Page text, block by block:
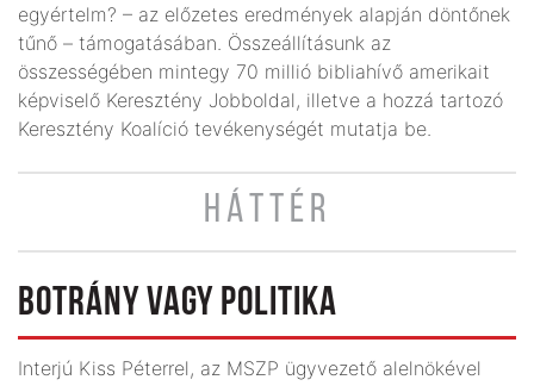
egyértelm? – az előzetes eredmények alapján döntőnek
tűnő – támogatásában. Összeállításunk az
összességében mintegy 70 millió bibliahívő amerikait
képviselő Keresztény Jobboldal, illetve a hozzá tartozó
Keresztény Koalíció tevékenységét mutatja be.
HÁTTÉR
BOTRÁNY VAGY POLITIKA
Interjú Kiss Péterrel, az MSZP ügyvezető alelnökével